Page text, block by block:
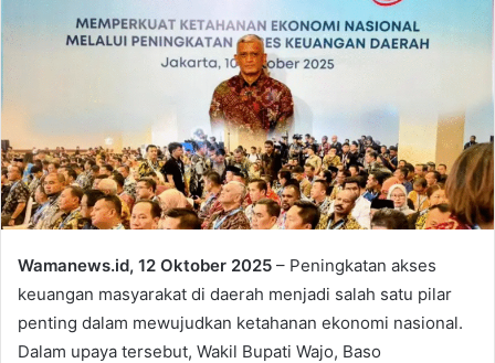
Wamanews.id, 12 Oktober 2025 – Peningkatan akses
keuangan masyarakat di daerah menjadi salah satu pilar
penting dalam mewujudkan ketahanan ekonomi nasional.
Dalam upaya tersebut, Wakil Bupati Wajo, Baso